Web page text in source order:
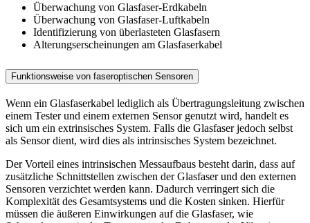
Überwachung von Glasfaser-Erdkabeln
Überwachung von Glasfaser-Luftkabeln
Identifizierung von überlasteten Glasfasern
Alterungserscheinungen am Glasfaserkabel
Funktionsweise von faseroptischen Sensoren
Wenn ein Glasfaserkabel lediglich als Übertragungsleitung zwischen
einem Tester und einem externen Sensor genutzt wird, handelt es
sich um ein extrinsisches System. Falls die Glasfaser jedoch selbst
als Sensor dient, wird dies als intrinsisches System bezeichnet.
Der Vorteil eines intrinsischen Messaufbaus besteht darin, dass auf
zusätzliche Schnittstellen zwischen der Glasfaser und den externen
Sensoren verzichtet werden kann. Dadurch verringert sich die
Komplexität des Gesamtsystems und die Kosten sinken. Hierfür
müssen die äußeren Einwirkungen auf die Glasfaser, wie